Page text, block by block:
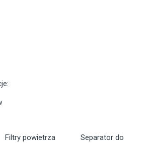
Filtry powietrza
Separator do